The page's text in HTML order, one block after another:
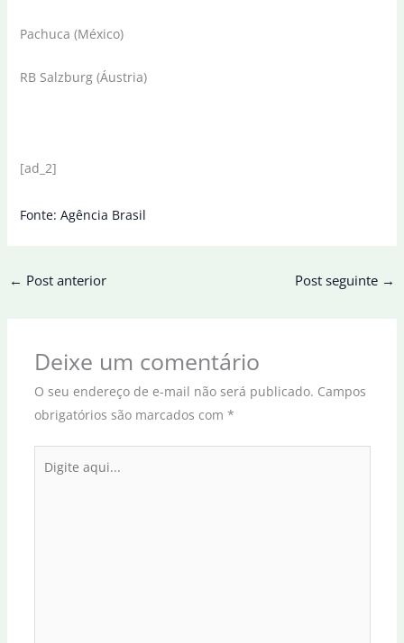
Pachuca (México)
RB Salzburg (Áustria)
[ad_2]
Fonte: Agência Brasil
← Post anterior Post seguinte →
Deixe um comentário
O seu endereço de e-mail não será publicado. Campos
obrigatórios são marcados com *
aqui...